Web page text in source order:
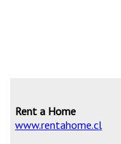
Rent a Home
www.rentahome.cl